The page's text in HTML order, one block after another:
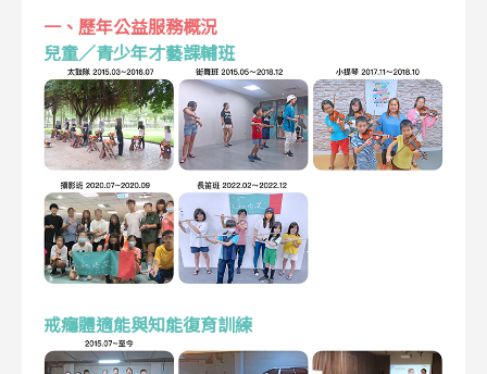
一、歷年公益服務概況
兒童／青少年才藝課輔班
戒癮體適能與知能復育訓練